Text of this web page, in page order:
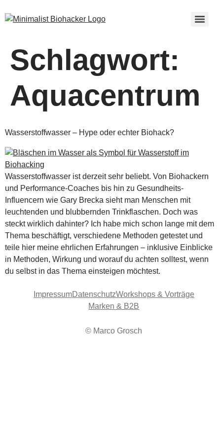
Schlagwort:
Aquacentrum
Wasserstoffwasser – Hype oder echter Biohack?
Wasserstoffwasser ist derzeit sehr beliebt. Von Biohackern
und Performance-Coaches bis hin zu Gesundheits-
Influencern wie Gary Brecka sieht man Menschen mit
leuchtenden und blubbernden Trinkflaschen. Doch was
steckt wirklich dahinter? Ich habe mich schon lange mit dem
Thema beschäftigt, verschiedene Methoden getestet und
teile hier meine ehrlichen Erfahrungen – inklusive Einblicke
in Methoden, Wirkung und worauf du achten solltest, wenn
du selbst in das Thema einsteigen möchtest.
ImpressumDatenschutzWorkshops & Vorträge
Marken & B2B
© Marco Grosch